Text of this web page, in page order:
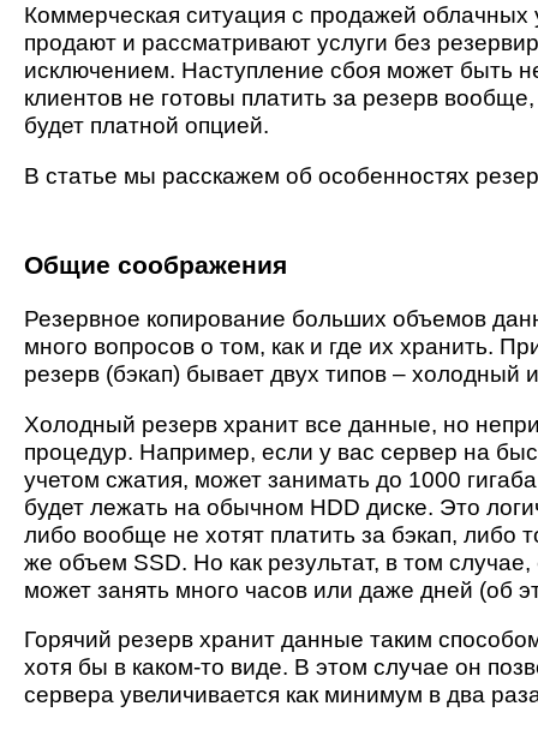
Коммерческая ситуация с продажей
продают и рассматривают услуги без
исключением. Наступление сбоя может быть
клиентов не готовы платить за резерв
будет платной опцией.
В статье мы расскажем об особенностях
Общие соображения
Резервное копирование больших объемов
много вопросов о том, как и где их хранить.
резерв (бэкап) бывает двух типов – холодный
Холодный резерв хранит все данные, но
процедур. Например, если у вас сервер на
учетом сжатия, может занимать до 1000
будет лежать на обычном HDD диске. Это
либо вообще не хотят платить за бэкап, либо
же объем SSD. Но как результат, в том
может занять много часов или даже дней (об
Горячий резерв хранит данные таким
хотя бы в каком-то виде. В этом случае он
сервера увеличивается как минимум в два